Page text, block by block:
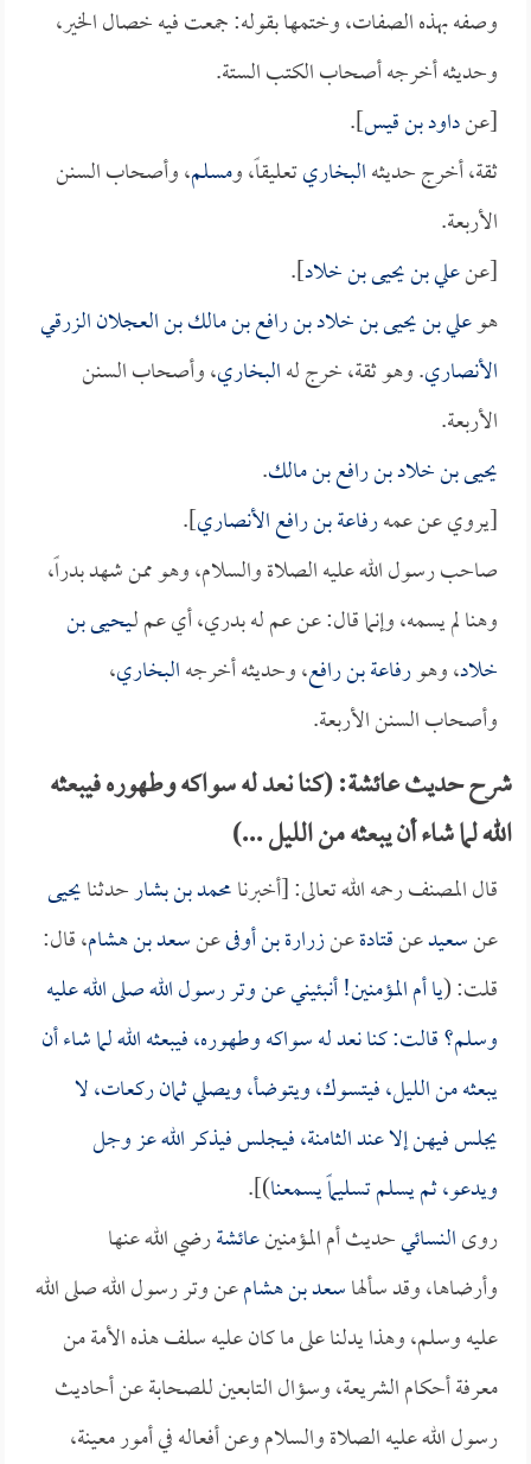
وصفه بهذه الصفات، وختمها بقوله: جمعت فيه خصال الخير،
وحديثه أخرجه أصحاب الكتب الستة.
[عنداود بن قيس].
ثقة، أخرج حديثهالبخاريتعليقاً، ومسلم، وأصحاب السنن
الأربعة.
[عنعلي بن يحيى بن خلاد].
هوعلي بن يحيى بن خلاد بن رافع بن مالك بن العجلان الزرقي
الأنصاري. وهو ثقة، خرج لهالبخاري، وأصحاب السنن
الأربعة.
يحيى بن خلاد بن رافع بن مالك.
[يروي عن عمهرفاعة بن رافع الأنصاري].
صاحب رسول الله عليه الصلاة والسلام، وهو ممن شهد بدراً،
وهنا لم يسمه، وإنما قال: عن عم له بدري، أي عم لـيحيى بن
خلاد، وهورفاعة بن رافع، وحديثه أخرجهالبخاري،
وأصحاب السنن الأربعة.
شرح حديث عائشة: (كنا نعد له سواكه وطهوره فيبعثه
الله لما شاء أن يبعثه من الليل ...)
قال المصنف رحمه الله تعالى: [أخبرنامحمد بن بشارحدثنايحيى
عنسعيدعنقتادةعنزرارة بن أوفىعنسعد بن هشام، قال:
قلت: (يا أم المؤمنين! أنبئيني عن وتر رسول الله صلى الله عليه
وسلم؟ قالت: كنا نعد له سواكه وطهوره، فيبعثه الله لما شاء أن
يبعثه من الليل، فيتسوك، ويتوضأ، ويصلي ثمان ركعات، لا
يجلس فيهن إلا عند الثامنة، فيجلس فيذكر الله عز وجل
ويدعو، ثم يسلم تسليماً يسمعنا)].
روىالنسائيحديث أم المؤمنينعائشةرضي الله عنها
وأرضاها، وقد سألهاسعد بن هشامعن وتر رسول الله صلى الله
عليه وسلم، وهذا يدلنا على ما كان عليه سلف هذه الأمة من
معرفة أحكام الشريعة، وسؤال التابعين للصحابة عن أحاديث
رسول الله عليه الصلاة والسلام وعن أفعاله في أمور معينة،